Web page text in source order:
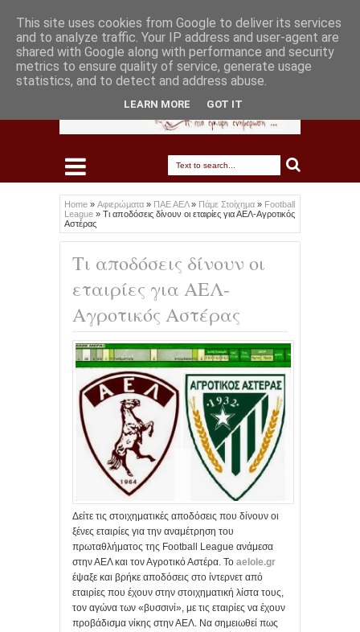
Home » Αφιερώματα » ΠΑΕ ΑΕΛ» Πάμε Στοίχημα » Football
League » Τι αποδόσεις δίνουν οι εταιρίες για ΑΕΛ-Αγροτικός
Αστέρας
Τι αποδόσεις δίνουν οι
εταιρίες για ΑΕΛ-
Αγροτικός Αστέρας
Δείτε τις στοιχηματικές αποδόσεις που δίνουν οι
ξένες εταιρίες για την αναμέτρηση του
πρωταθλήματος της Football League ανάμεσα
στην ΑΕΛ και τον Αγροτικό Αστέρα. Το aelole.gr
έψαξε και βρήκε αποδόσεις στο ίντερνετ από
εταιρίες που έχουν στην στοιχηματική λίστα τους,
τον αγώνα των «βυσσινί», με τις εταιρίες να έχουν
προβάδισμα νίκης στην ΑΕΛ. Να σημειωθεί πως
This site uses cookies from Google to deliver its services
and to analyze traffic. Your IP address and user-agent are
shared with Google along with performance and security
metrics to ensure quality of service, generate usage
statistics, and to detect and address abuse.
LEARN MORE GOT IT